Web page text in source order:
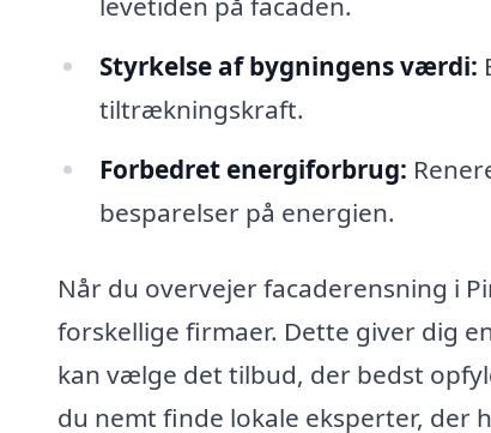
Styrkelse af bygningens værdi:
tiltrækningskraft.
Forbedret energiforbrug:
besparelser på energien.
Når du overvejer facaderensning i
forskellige firmaer. Dette giver dig
kan vælge det tilbud, der bedst
du nemt finde lokale eksperter, der